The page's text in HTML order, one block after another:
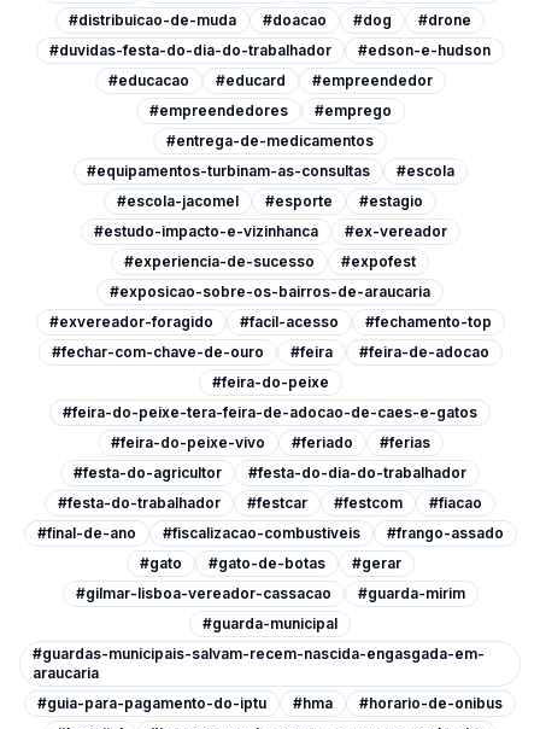
#distribuicao-de-muda
#doacao #dog
#drone
#duvidas-festa-do-dia-do-trabalhador
#edson-e-hudson
#educacao
#educard
#empreendedor
#empreendedores
#emprego
#entrega-de-medicamentos
#equipamentos-turbinam-as-consultas
#escola
#escola-jacomel
#esporte
#estagio
#estudo-impacto-e-vizinhanca
#ex-vereador
#experiencia-de-sucesso
#expofest
#exposicao-sobre-os-bairros-de-araucaria
#exvereador-foragido
#facil-acesso
#fechamento-top
#fechar-com-chave-de-ouro
#feira
#feira-de-adocao
#feira-do-peixe
#feira-do-peixe-tera-feira-de-adocao-de-caes-e-gatos
#feira-do-peixe-vivo
#feriado
#ferias
#festa-do-agricultor
#festa-do-dia-do-trabalhador
#festa-do-trabalhador
#festcar #festcom
#fiacao
#final-de-ano
#fiscalizacao-combustiveis
#frango-assado
#gato
#gato-de-botas
#gerar
#gilmar-lisboa-vereador-cassacao
#guarda-mirim
#guarda-municipal
#guardas-municipais-salvam-recem-nascida-engasgada-em-
araucaria
#guia-para-pagamento-do-iptu
#hma
#horario-de-onibus